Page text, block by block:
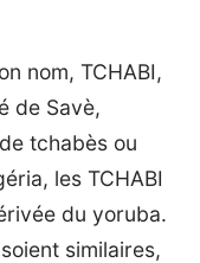
nom, TCHABI,
de Savè,
tchabès ou
les TCHABI
du yoruba.
similaires,